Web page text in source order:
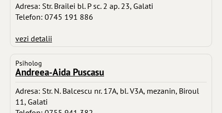
Adresa: Str. Brailei bl. P sc. 2 ap. 23, Galati
Telefon: 0745 191 886
vezi detalii
Psiholog
Andreea-Aida Puscasu
Adresa: Str. N. Balcescu nr. 17A, bl. V3A, mezanin, Biroul
11, Galati